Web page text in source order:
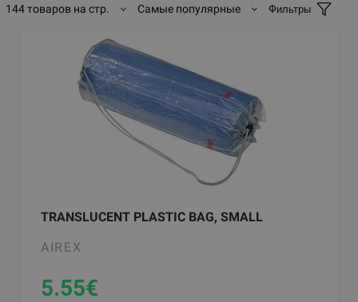
144 товаров на стр. Самые популярные Фильтры
TRANSLUCENT PLASTIC BAG, SMALL
AIREX
5.55€